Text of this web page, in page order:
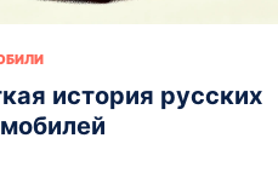
история русских